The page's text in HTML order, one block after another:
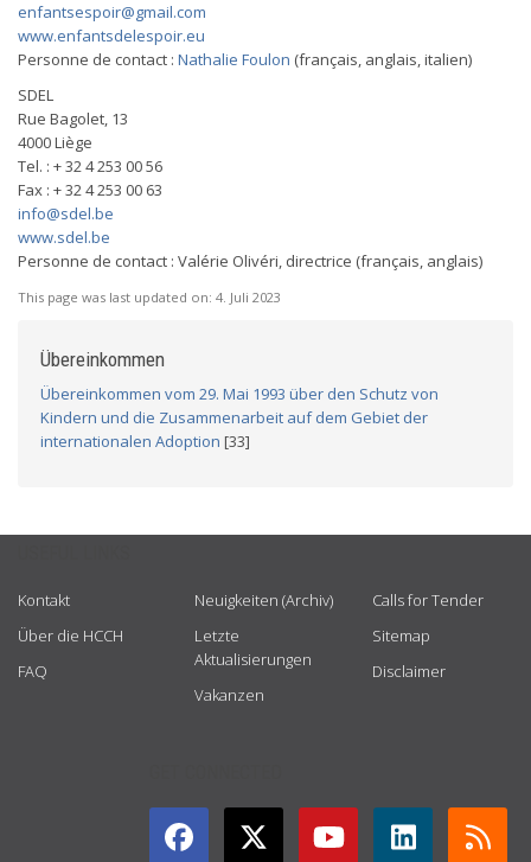
enfantsespoir@gmail.com
www.enfantsdelespoir.eu
Personne de contact : Nathalie Foulon (français, anglais, italien)
SDEL
Rue Bagolet, 13
4000 Liège
Tel. : + 32 4 253 00 56
Fax : + 32 4 253 00 63
info@sdel.be
www.sdel.be
Personne de contact : Valérie Olivéri, directrice (français, anglais)
This page was last updated on: 4. Juli 2023
Übereinkommen
Übereinkommen vom 29. Mai 1993 über den Schutz von
Kindern und die Zusammenarbeit auf dem Gebiet der
internationalen Adoption [33]
Kontakt
Über die HCCH
FAQ
Neuigkeiten (Archiv)
Letzte
Aktualisierungen
Vakanzen
Calls for Tender
Sitemap
Disclaimer